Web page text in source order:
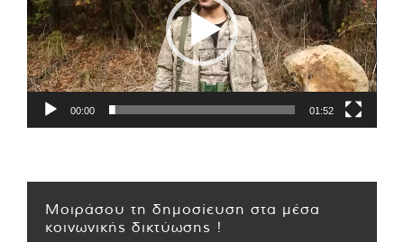
00:00 01:52
Μοιράσου τη δημοσίευση στα μέσα
κοινωνικής δικτύωσης !